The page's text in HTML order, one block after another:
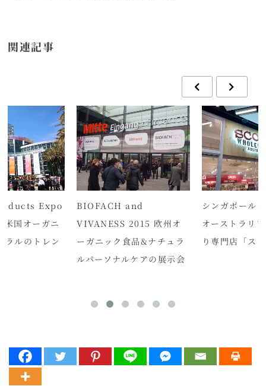
関連記事
Expo
国オーガニ
ラルのトレン
BIOFACH and
VIVANESS 2015 欧州オ
ーガニック食品&ナチュラ
ルパーソナルケアの展示会
シンガポール
オーストラリ
り専門店「ス